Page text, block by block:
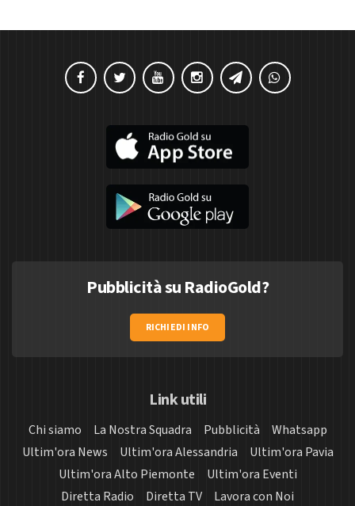
Pubblicità su RadioGold?
RICHIEDI INFO
Link utili
Chi siamo La Nostra Squadra Pubblicità
Whatsapp
Ultim'ora News
Ultim'ora Alessandria
Ultim'ora Pavia
Ultim'ora Alto Piemonte
Ultim'ora Eventi
Diretta Radio
Diretta TV Lavora con Noi